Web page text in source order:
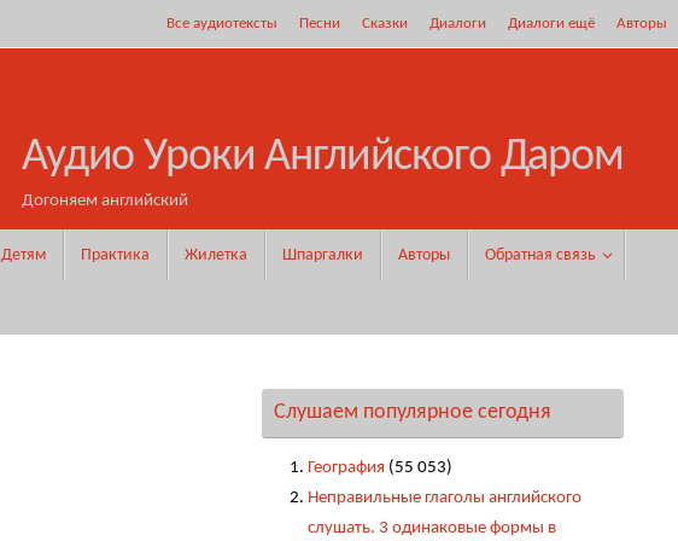
Все аудиотексты Песни Сказки Диалоги Диалоги ещё Авторы
Аудио Уроки Английского Даром
Догоняем английский
Детям Практика Жилетка Шпаргалки Авторы Обратная связь
Слушаем популярное сегодня
География (55 053)
Неправильные глаголы английского
слушать. 3 одинаковые формы в